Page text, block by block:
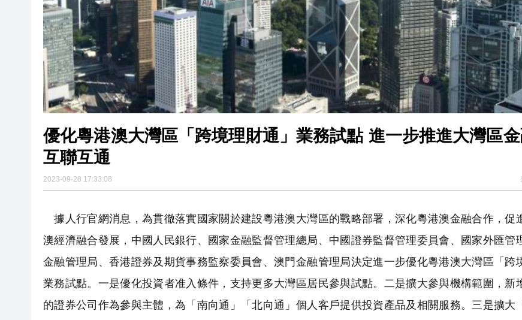
優化粵港澳大灣區「跨境理財通」業務試點 進一步推進大灣區
互聯互通
2023-09-28 17:33:08
據人行官網消息，為貫徹落實國家關於建設粵港澳大灣區的戰略部署，深化粵港澳金融合作，促
澳經濟融合發展，中國人民銀行、國家金融監督管理總局、中國證券監督管理委員會、國家外匯管
金融管理局、香港證券及期貨事務監察委員會、澳門金融管理局決定進一步優化粵港澳大灣區「跨
業務試點。一是優化投資者准入條件，支持更多大灣區居民參與試點。二是擴大參與機構範圍，新
的證券公司作為參與主體，為「南向通」「北向通」個人客戶提供投資產品及相關服務。三是擴大